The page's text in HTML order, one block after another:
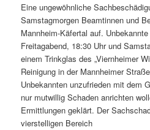
Eine ungewöhnliche
Samstagmorgen Beamtinnen und
Mannheim-Käfertal auf.
Freitagabend, 18:30 Uhr und
einem Trinkglas des „Viernheimer
Reinigung in der Mannheimer
Unbekannten unzufrieden mit dem
nur mutwillig Schaden anrichten
Ermittlungen geklärt. Der
vierstelligen Bereich